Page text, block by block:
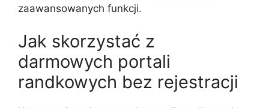
zaawansowanych funkcji.
Jak skorzystać z
darmowych portali
randkowych bez rejestracji